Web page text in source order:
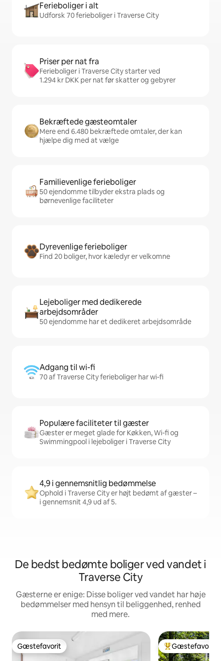
Ferieboliger i alt
Udforsk 70 ferieboliger i Traverse City
Priser per nat fra
Ferieboliger i Traverse City starter ved
1.294 kr DKK per nat før skatter og gebyrer
Bekræftede gæsteomtaler
Mere end 6.480 bekræftede omtaler, der kan
hjælpe dig med at vælge
Familievenlige ferieboliger
50 ejendomme tilbyder ekstra plads og
børnevenlige faciliteter
Dyrevenlige ferieboliger
Find 20 boliger, hvor kæledyr er velkomne
Lejeboliger med dedikerede
arbejdsområder
50 ejendomme har et dedikeret arbejdsområde
Adgang til wi-fi
70 af Traverse City ferieboliger har wi-fi
Populære faciliteter til gæster
Gæster er meget glade for Køkken, Wi-fi og
Swimmingpool i lejeboliger i Traverse City
4,9 i gennemsnitlig bedømmelse
Ophold i Traverse City er højt bedømt af gæster –
i gennemsnit 4,9 ud af 5.
De bedst bedømte boliger ved vandet i
Traverse City
Gæsterne er enige: Disse boliger ved vandet har høje
bedømmelser med hensyn til beliggenhed, renhed
med mere.
Gæstefavorit
Gæstefavorit Bedste
Gæstefavorit